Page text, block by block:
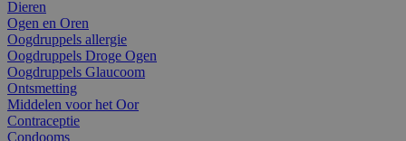
Dieren
Ogen en Oren
Oogdruppels allergie
Oogdruppels Droge Ogen
Oogdruppels Glaucoom
Ontsmetting
Middelen voor het Oor
Contraceptie
Condooms